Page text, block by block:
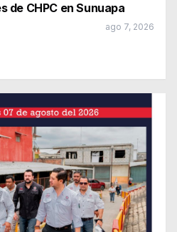
de CHPC en Sunuapa
ago 7, 2026